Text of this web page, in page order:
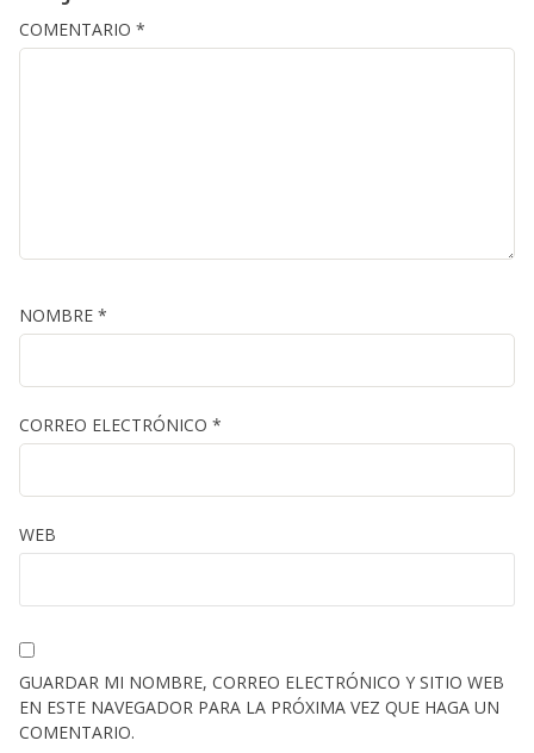
COMENTARIO *
NOMBRE *
CORREO ELECTRÓNICO *
WEB
GUARDAR MI NOMBRE, CORREO ELECTRÓNICO Y SITIO WEB
EN ESTE NAVEGADOR PARA LA PRÓXIMA VEZ QUE HAGA UN
COMENTARIO.